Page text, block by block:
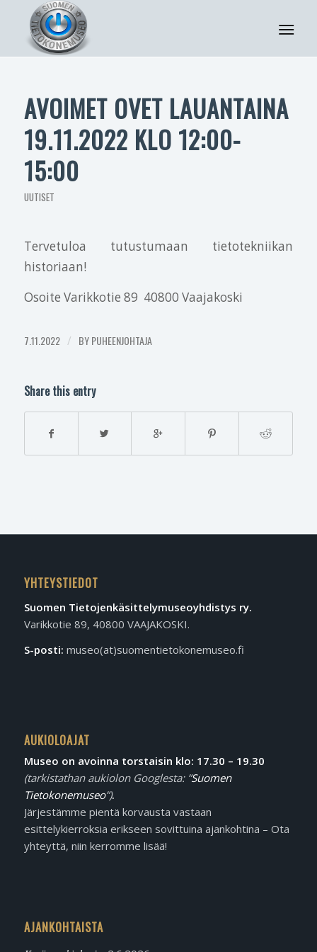
AVOIMET OVET LAUANTAINA
19.11.2022 KLO 12:00-
15:00
UUTISET
Tervetuloa tutustumaan tietotekniikan
historiaan!
Osoite Varikkotie 89 40800 Vaajakoski
7.11.2022 / BYPUHEENJOHTAJA
Share this entry
YHTEYSTIEDOT
Suomen Tietojen­käsittely­museo­yhdistys ry.
Varikkotie 89, 40800 VAAJAKOSKI.
S-posti: museo(at)suomentietokonemuseo.fi
AUKIOLOAJAT
Museo on avoinna torstaisin klo: 17.30 – 19.30
(tarkistathan aukiolon Googlesta: ”Suomen
Tietokonemuseo”).
Järjestämme pientä korvausta vastaan
esittelykierroksia erikseen sovittuina ajankohtina – Ota
yhteyttä, niin kerromme lisää!
AJANKOHTAISTA